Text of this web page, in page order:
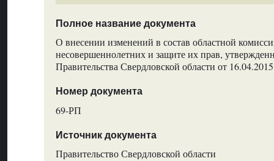
Полное название документа
О внесении изменений в состав областной
несовершеннолетних и защите их прав,
Правительства Свердловской области от
Номер документа
69-РП
Источник документа
Правительство Свердловской области